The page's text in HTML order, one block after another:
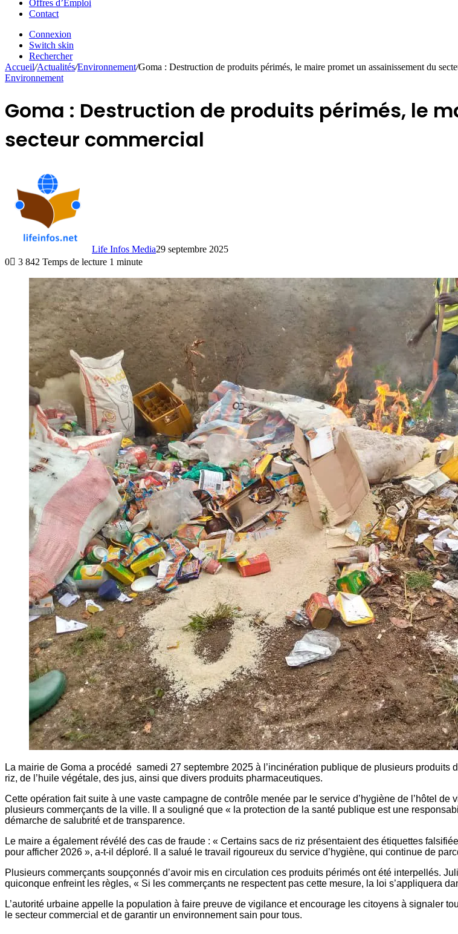
Offres d’Emploi
Contact
Connexion
Switch skin
Rechercher
Accueil/Actualités/Environnement/Goma : Destruction de produits périmés, le maire promet un assainissement du
Environnement
Goma : Destruction de produits périmés, le
secteur commercial
Life Infos Media29 septembre 2025
0
3 842 Temps de lecture 1 minute
La mairie de Goma a procédé samedi 27 septembre 2025 à l’incinération publique de plusieurs
riz, de l’huile végétale, des jus, ainsi que divers produits pharmaceutiques.
Cette opération fait suite à une vaste campagne de contrôle menée par le service d’hygiène de l’hôtel
plusieurs commerçants de la ville. Il a souligné que « la protection de la santé publique est une
démarche de salubrité et de transparence.
Le maire a également révélé des cas de fraude : « Certains sacs de riz présentaient des étiquettes
pour afficher 2026 », a-t-il déploré. Il a salué le travail rigoureux du service d’hygiène, qui continue de
Plusieurs commerçants soupçonnés d’avoir mis en circulation ces produits périmés ont été interpellés.
quiconque enfreint les règles, « Si les commerçants ne respectent pas cette mesure, la loi s’appliquera
L’autorité urbaine appelle la population à faire preuve de vigilance et encourage les citoyens à signaler
le secteur commercial et de garantir un environnement sain pour tous.